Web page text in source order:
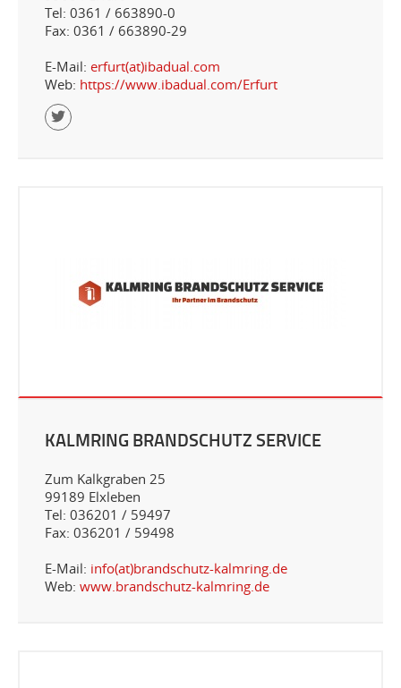
Tel: 0361 / 663890-0
Fax: 0361 / 663890-29
E-Mail: erfurt(at)ibadual.com
Web: https://www.ibadual.com/Erfurt
KALMRING BRANDSCHUTZ SERVICE
Zum Kalkgraben 25
99189 Elxleben
Tel: 036201 / 59497
Fax: 036201 / 59498
E-Mail: info(at)brandschutz-kalmring.de
Web: www.brandschutz-kalmring.de